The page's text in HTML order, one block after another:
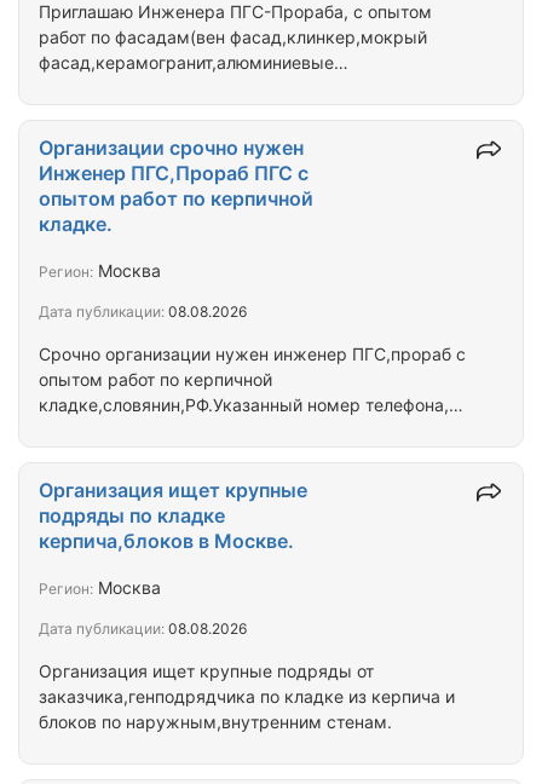
Приглашаю Инженера ПГС-Прораба, с опытом
работ по фасадам(вен фасад,клинкер,мокрый
фасад,керамогранит,алюминиевые
вредных привычек. С Ув.Сергей Викторович.
Срочно организации нужен инженер ПГС,прораб с
опытом работ по керпичной
кладке,словянин,РФ.Указанный номер телефона,он
Организации срочно нужен
Инженер ПГС,Прораб ПГС с
опытом работ по керпичной
кладке.
Регион: Москва
Дата публикации: 08.08.2026
Организация ищет крупные подряды от
заказчика,генподрядчика по кладке из керпича и
блоков по наружным,внутренним стенам.
Организация ищет крупные
подряды по кладке
керпича,блоков в Москве.
Регион: Москва
Дата публикации: 08.08.2026